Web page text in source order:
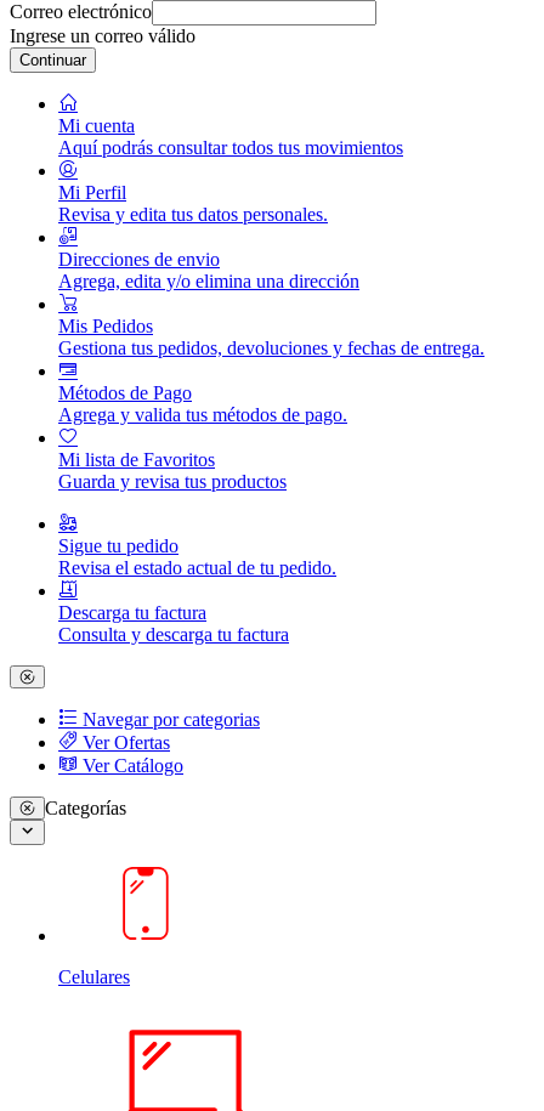
Correo electrónico
Ingrese un correo válido
Continuar
Mi cuenta
Aquí podrás consultar todos tus movimientos
Mi Perfil
Revisa y edita tus datos personales.
Direcciones de envio
Agrega, edita y/o elimina una dirección
Mis Pedidos
Gestiona tus pedidos, devoluciones y fechas de entrega.
Métodos de Pago
Agrega y valida tus métodos de pago.
Mi lista de Favoritos
Guarda y revisa tus productos
Sigue tu pedido
Revisa el estado actual de tu pedido.
Descarga tu factura
Consulta y descarga tu factura
Navegar por categorias
Ver Ofertas
Ver Catálogo
Categorías
Celulares